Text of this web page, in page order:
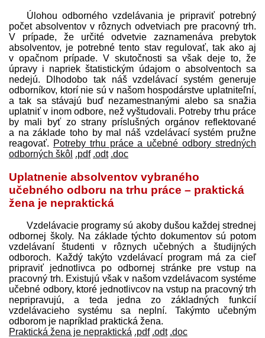
Úlohou odborného vzdelávania je pripraviť potrebný
počet absolventov v rôznych odvetviach pre pracovný trh.
V prípade, že určité odvetvie zaznamenáva prebytok
absolventov, je potrebné tento stav regulovať, tak ako aj
v opačnom prípade. V skutočnosti sa však deje to, že
úpravy i napriek štatistickým údajom o absolventoch sa
nedejú. Dlhodobo tak náš vzdelávací systém generuje
odborníkov, ktorí nie sú v našom hospodárstve uplatniteľní,
a tak sa stávajú buď nezamestnanými alebo sa snažia
uplatniť v inom odbore, než vyštudovali. Potreby trhu práce
by mali byť zo strany príslušných orgánov reflektované
a na základe toho by mal náš vzdelávací systém pružne
reagovať. Potreby trhu práce a učebné odbory stredných
odborných škôl .pdf .odt .doc
Uplatnenie absolventov vybraného
učebného odboru na trhu práce – praktická
žena je nepraktická
Vzdelávacie programy sú akoby dušou každej strednej
odbornej školy. Na základe týchto dokumentov sú potom
vzdelávaní študenti v rôznych učebných a študijných
odboroch. Každý takýto vzdelávací program má za cieľ
pripraviť jednotlivca po odbornej stránke pre vstup na
pracovný trh. Existujú však v našom vzdelávacom systéme
učebné odbory, ktoré jednotlivcov na vstup na pracovný trh
nepripravujú, a teda jedna zo základných funkcií
vzdelávacieho systému sa neplní. Takýmto učebným
odborom je napríklad praktická žena.
Praktická žena je nepraktická .pdf .odt .doc